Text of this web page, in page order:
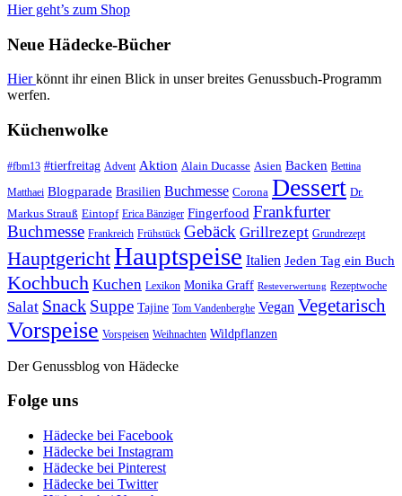
Hier geht’s zum Shop
Neue Hädecke-Bücher
Hierkönnt ihr einen Blick in unser breites Genussbuch-Programm
werfen.
Küchenwolke
#fbm13 #tierfreitag Advent Aktion Alain Ducasse Asien Backen Bettina
Matthaei Blogparade Brasilien Buchmesse Corona Dessert Dr.
Markus Strauß Eintopf Erica Bänziger Fingerfood Frankfurter
Buchmesse Frankreich Frühstück Gebäck Grillrezept Grundrezept
HauptgerichtHauptspeise Italien Jeden Tag ein Buch
Kochbuch Kuchen Lexikon Monika Graff Resteverwertung Rezeptwoche
Salat Snack Suppe Tajine Tom Vandenberghe Vegan Vegetarisch
Vorspeise Vorspeisen Weihnachten Wildpflanzen
Der Genussblog von Hädecke
Folge uns
Hädecke bei Facebook
Hädecke bei Instagram
Hädecke bei Pinterest
Hädecke bei Twitter